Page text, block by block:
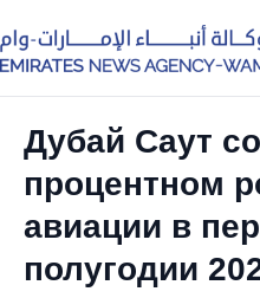
Дубай Саут
процентном
авиации в
полугодии